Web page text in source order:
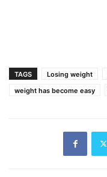
TAGS Losing weight
weight has become easy